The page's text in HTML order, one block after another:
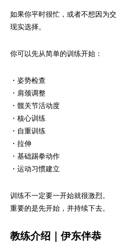
如果你平时很忙，或者不想因为
现实选择。
你可以先从简单的训练开始：
・姿势检查
・肩颈调整
・髋关节活动度
・核心训练
・自重训练
・拉伸
・基础踢拳动作
・运动习惯建立
训练不一定要一开始就很激烈。
重要的是先开始，并持续下去。
教练介绍｜伊东伴恭